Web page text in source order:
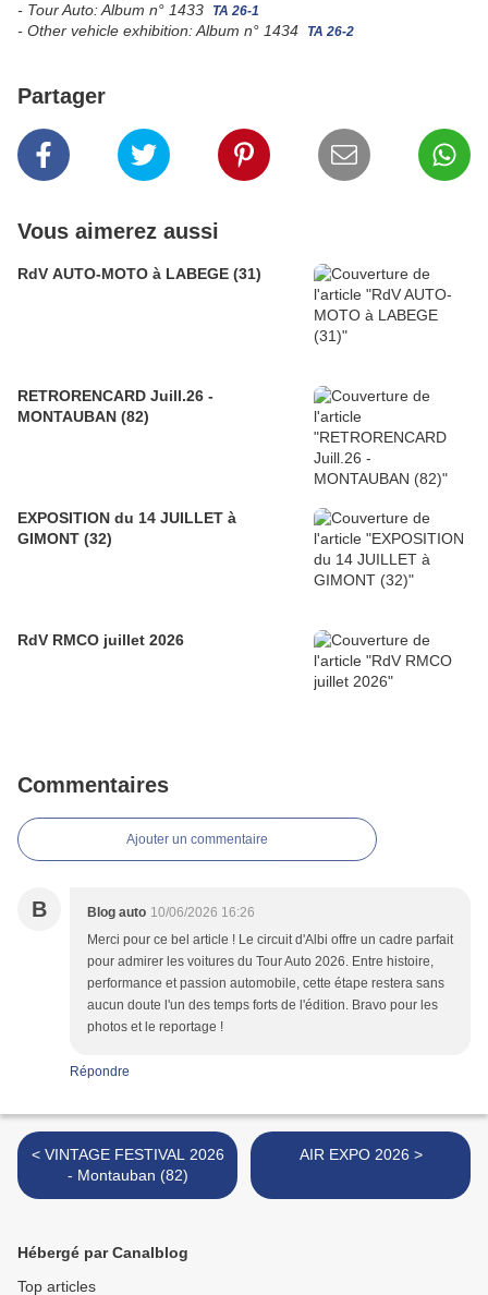
- Tour Auto: Album n° 1433 TA 26-1
- Other vehicle exhibition: Album n° 1434 TA 26-2
Partager
Vous aimerez aussi
RdV AUTO-MOTO à LABEGE (31)
RETRORENCARD Juill.26 -
MONTAUBAN (82)
EXPOSITION du 14 JUILLET à
GIMONT (32)
RdV RMCO juillet 2026
Commentaires
Ajouter un commentaire
B Blog auto 10/06/2026 16:26
Merci pour ce bel article ! Le circuit d'Albi offre un cadre parfait
pour admirer les voitures du Tour Auto 2026. Entre histoire,
performance et passion automobile, cette étape restera sans
aucun doute l'un des temps forts de l'édition. Bravo pour les
photos et le reportage !
Répondre
< VINTAGE FESTIVAL 2026
- Montauban (82)
AIR EXPO 2026 >
Hébergé par Canalblog
Top articles